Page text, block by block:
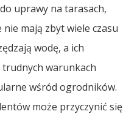
uprawy na tarasach,
mają zbyt wiele czasu
wodę, a ich
warunkach
wśród ogrodników.
może przyczynić się